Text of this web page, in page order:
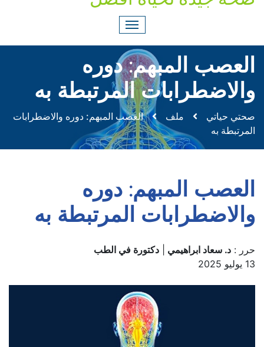
العصب المبهم: دوره
والاضطرابات المرتبطة به
صحتي حياتي ملف
العصب المبهم: دوره والاضطرابات
المرتبطة به
العصب المبهم: دوره
والاضطرابات المرتبطة به
حرر : د. سعاد ابراهيمي
دكتورة في الطب
13 يوليو 2025